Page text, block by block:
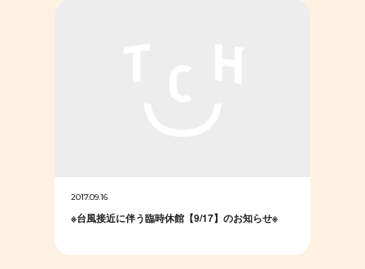
2017.09.16
※台風接近に伴う臨時休館【9/17】のお知らせ※